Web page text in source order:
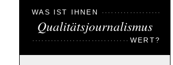
WAS IST IHNEN
Qualitätsjournalismus
WERT?